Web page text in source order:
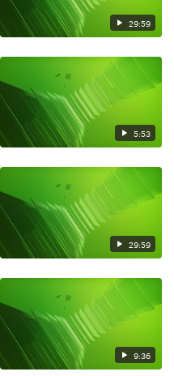
29:59
5:53
29:59
9:36